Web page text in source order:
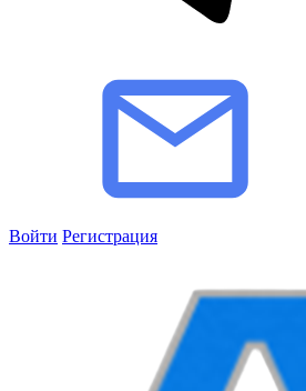
Войти Регистрация